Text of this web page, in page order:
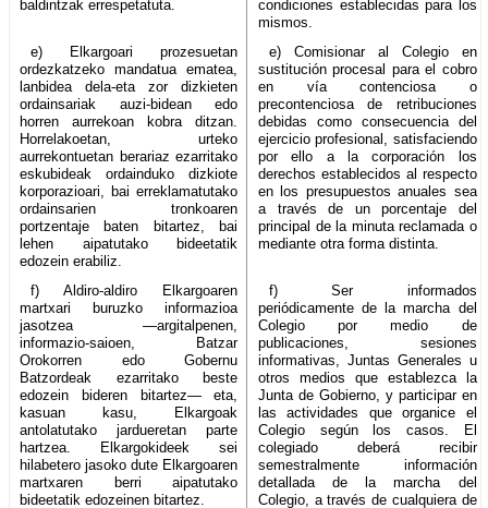
baldintzak errespetatuta.
condiciones establecidas para los
mismos.
e) Elkargoari prozesuetan
ordezkatzeko mandatua ematea,
lanbidea dela-eta zor dizkieten
ordainsariak auzi-bidean edo
horren aurrekoan kobra ditzan.
Horrelakoetan, urteko
aurrekontuetan berariaz ezarritako
eskubideak ordainduko dizkiote
korporazioari, bai erreklamatutako
ordainsarien tronkoaren
portzentaje baten bitartez, bai
lehen aipatutako bideetatik
edozein erabiliz.
e) Comisionar al Colegio en
sustitución procesal para el cobro
en vía contenciosa o
precontenciosa de retribuciones
debidas como consecuencia del
ejercicio profesional, satisfaciendo
por ello a la corporación los
derechos establecidos al respecto
en los presupuestos anuales sea
a través de un porcentaje del
principal de la minuta reclamada o
mediante otra forma distinta.
f) Aldiro-aldiro Elkargoaren
martxari buruzko informazioa
jasotzea —argitalpenen,
informazio-saioen, Batzar
Orokorren edo Gobernu
Batzordeak ezarritako beste
edozein bideren bitartez— eta,
kasuan kasu, Elkargoak
antolatutako jardueretan parte
hartzea. Elkargokideek sei
hilabetero jasoko dute Elkargoaren
martxaren berri aipatutako
bideetatik edozeinen bitartez.
f) Ser informados
periódicamente de la marcha del
Colegio por medio de
publicaciones, sesiones
informativas, Juntas Generales u
otros medios que establezca la
Junta de Gobierno, y participar en
las actividades que organice el
Colegio según los casos. El
colegiado deberá recibir
semestralmente información
detallada de la marcha del
Colegio, a través de cualquiera de